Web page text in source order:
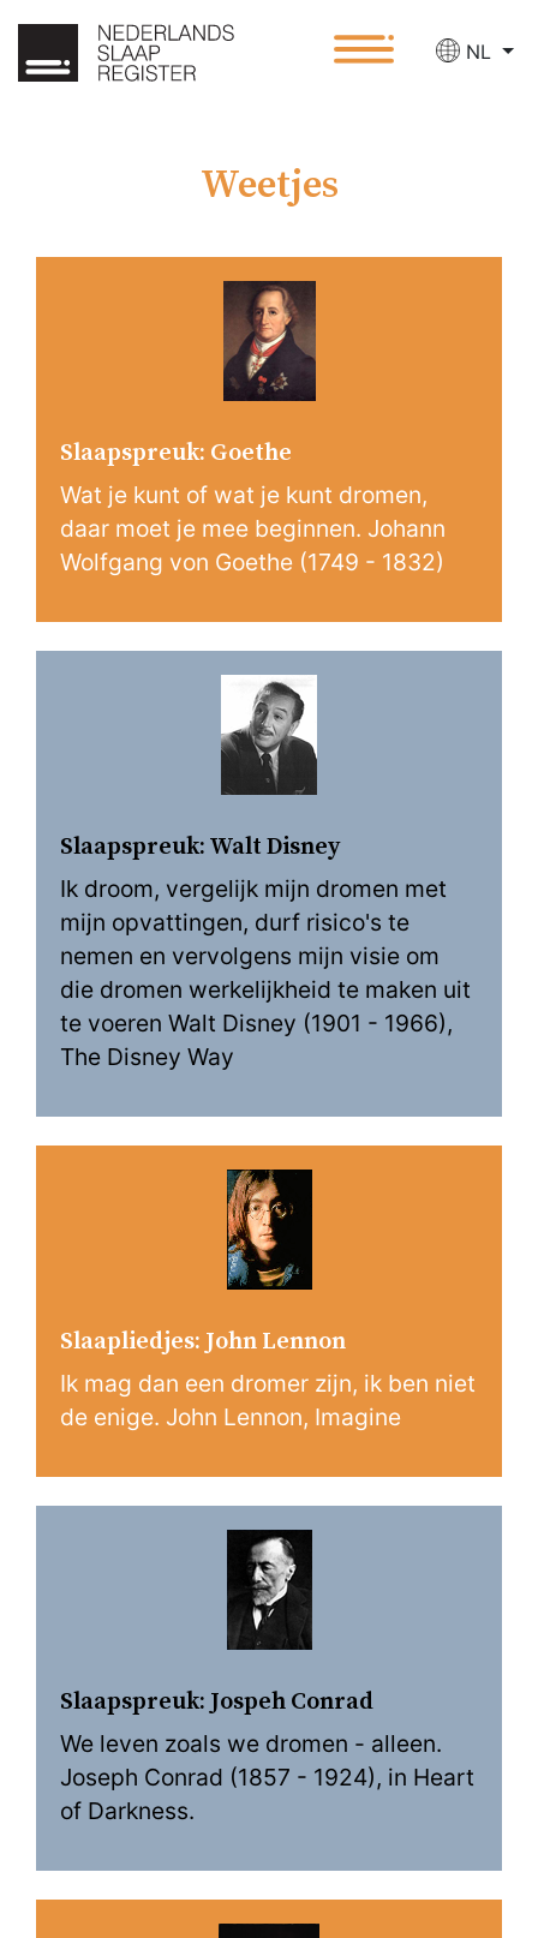
NL
Weetjes
Slaapspreuk: Goethe
Wat je kunt of wat je kunt dromen,
daar moet je mee beginnen. Johann
Wolfgang von Goethe (1749 - 1832)
Slaapspreuk: Walt Disney
Ik droom, vergelijk mijn dromen met
mijn opvattingen, durf risico's te
nemen en vervolgens mijn visie om
die dromen werkelijkheid te maken uit
te voeren Walt Disney (1901 - 1966),
The Disney Way
Slaapliedjes: John Lennon
Ik mag dan een dromer zijn, ik ben niet
de enige. John Lennon, Imagine
Slaapspreuk: Jospeh Conrad
We leven zoals we dromen - alleen.
Joseph Conrad (1857 - 1924), in Heart
of Darkness.